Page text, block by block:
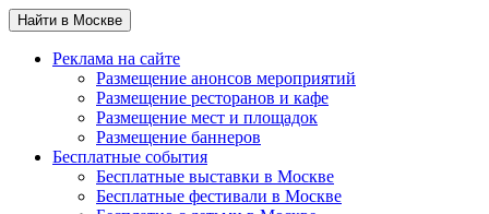
Найти в Москве
Реклама на сайте
Размещение анонсов мероприятий
Размещение ресторанов и кафе
Размещение мест и площадок
Размещение баннеров
Бесплатные события
Бесплатные выставки в Москве
Бесплатные фестивали в Москве